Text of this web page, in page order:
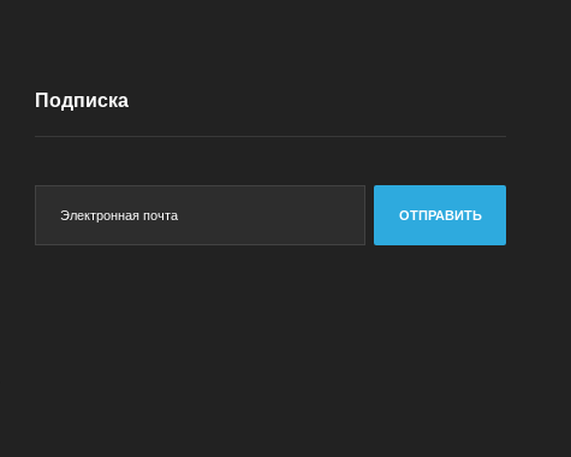
Подписка
ОТПРАВИТЬ